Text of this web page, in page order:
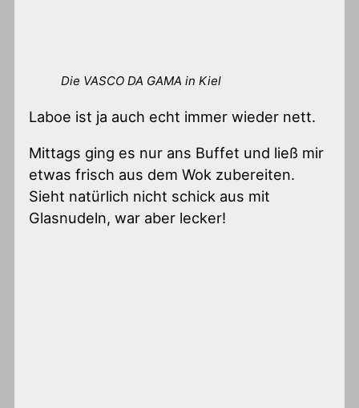
Die VASCO DA GAMA in Kiel
Laboe ist ja auch echt immer wieder nett.
Mittags ging es nur ans Buffet und ließ mir
etwas frisch aus dem Wok zubereiten.
Sieht natürlich nicht schick aus mit
Glasnudeln, war aber lecker!